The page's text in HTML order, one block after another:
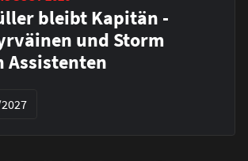
bleibt Kapitän -
und Storm